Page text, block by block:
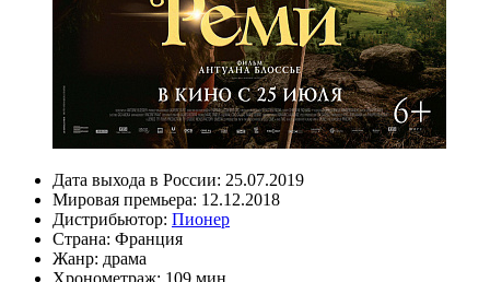
Дата выхода в России: 25.07.2019
Мировая премьера: 12.12.2018
Дистрибьютор: Пионер
Страна: Франция
Жанр: драма
Хронометраж: 109 мин.